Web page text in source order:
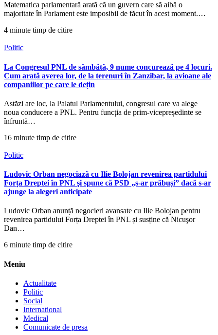
Matematica parlamentară arată că un guvern care să aibă o
majoritate în Parlament este imposibil de făcut în acest moment.…
4 minute timp de citire
Politic
La Congresul PNL de sâmbătă, 9 nume concurează pe 4 locuri.
Cum arată averea lor, de la terenuri în Zanzibar, la avioane ale
companiilor pe care le dețin
Astăzi are loc, la Palatul Parlamentului, congresul care va alege
noua conducere a PNL. Pentru funcția de prim-vicepreședinte se
înfruntă…
16 minute timp de citire
Politic
Ludovic Orban negociază cu Ilie Bolojan revenirea partidului
Forța Dreptei în PNL şi spune că PSD „s-ar prăbuși” dacă s-ar
ajunge la alegeri anticipate
Ludovic Orban anunță negocieri avansate cu Ilie Bolojan pentru
revenirea partidului Forța Dreptei în PNL și susține că Nicuşor
Dan…
6 minute timp de citire
Meniu
Actualitate
Politic
Social
International
Medical
Comunicate de presa